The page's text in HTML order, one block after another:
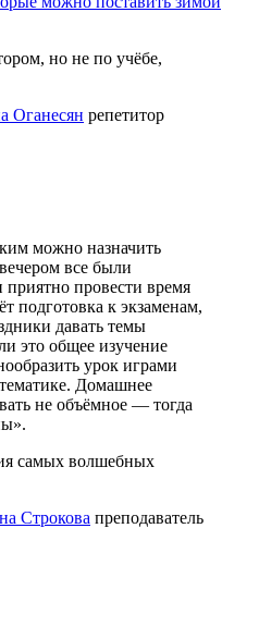
но не по учёбе,
Оганесян репетитор
можно назначить
все были
провести время
подготовка к экзаменам,
давать темы
это общее изучение
урок играми
Домашнее
не объёмное — тогда
самых волшебных
Строкова преподаватель